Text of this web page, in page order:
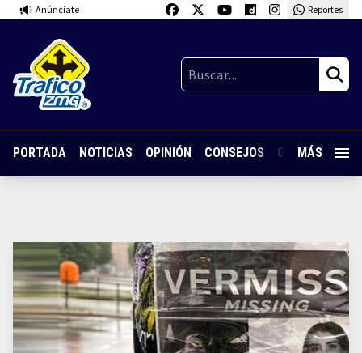
Anúnciate Reportes
PORTADA NOTICIAS OPINIÓN CONSEJOS GUARDIA
MÁS